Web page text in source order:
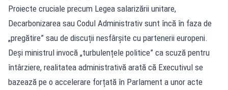
Proiecte cruciale precum Legea salarizării unitare,
Decarbonizarea sau Codul Administrativ sunt încă în faza de
„pregătire” sau de discuții nesfârșite cu partenerii europeni.
Deși ministrul invocă „turbulențele politice” ca scuză pentru
întârziere, realitatea administrativă arată că Executivul se
bazează pe o accelerare forțată în Parlament a unor acte